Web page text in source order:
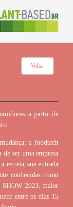
Voltar
a partir de
a foodtech
de ser uma empresa
estreia sua entrada
conhecidas como
SHOW 2023, maior
entre os dias 15